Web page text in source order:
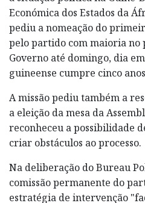
Económica dos Estados da
pediu a nomeação do
pelo partido com maioria no
Governo até domingo, dia
guineense cumpre cinco
A missão pediu também a
a eleição da mesa da
reconheceu a possibilidade
criar obstáculos ao processo.
Na deliberação do Bureau
comissão permanente do
estratégia de intervenção